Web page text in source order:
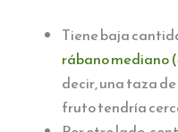
Tiene baja
rábano mediano
decir, una taza
fruto tendría